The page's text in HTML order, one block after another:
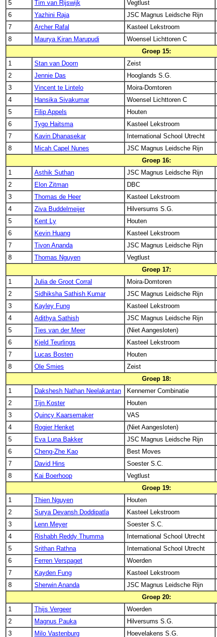
5 Tim van Rijswijk
Vegtlust
6
Yazhini Raja
JSC Magnus Leidsche Rijn
7
Archer Rafal
Kasteel Lekstroom
8
Maurya Kiran Marupudi
Woensel Lichttoren C
Groep 15:
1
Stan van Doorn
Zeist
2
Jennie Das
Hooglands S.G.
3
Vincent te Lintelo
Moira-Domtoren
4
Hansika Sivakumar
Woensel Lichttoren C
5
Filip Appels
Houten
6
Tygo Haitsma
Kasteel Lekstroom
7
Kavin Dhanasekar
International School Utrecht
8
Micah Capel Nunes
JSC Magnus Leidsche Rijn
Groep 16:
1
Asthik Suthan
JSC Magnus Leidsche Rijn
2
Elon Zitman
DBC
3
Thomas de Heer
Kasteel Lekstroom
4
Ziva Buddelmeijer
Hilversums S.G.
5
Kent Ly
Houten
6
Kevin Huang
Kasteel Lekstroom
7
Tivon Ananda
JSC Magnus Leidsche Rijn
8
Thomas Nguyen
Vegtlust
Groep 17:
1
Julia de Groot Corral
Moira-Domtoren
2
Sidhiksha Sathish Kumar
JSC Magnus Leidsche Rijn
3
Kayley Fung
Kasteel Lekstroom
4
Adithya Sathish
JSC Magnus Leidsche Rijn
5
Ties van der Meer
(Niet Aangesloten)
6
Kjeld Teurlings
Kasteel Lekstroom
7
Lucas Bosten
Houten
8
Ole Smies
Zeist
Groep 18:
1
Dakshesh Nathan Neelakantan
Kennemer Combinatie
2
Tijn Koster
Houten
3
Quincy Kaarsemaker
VAS
4
Rogier Henket
(Niet Aangesloten)
5
Eva Luna Bakker
JSC Magnus Leidsche Rijn
6
Cheng-Zhe Kao
Best Moves
7
David Hins
Soester S.C.
8
Kai Boerhoop
Vegtlust
Groep 19:
1
Thien Nguyen
Houten
2
Surya Devansh Doddipatla
Kasteel Lekstroom
3
Lenn Meyer
Soester S.C.
4
Rishabh Reddy Thumma
International School Utrecht
5
Srithan Rathna
International School Utrecht
6
Ferren Verspaget
Woerden
7
Kayden Fung
Kasteel Lekstroom
8
Sherwin Ananda
JSC Magnus Leidsche Rijn
Groep 20:
1
Thijs Vergeer
Woerden
2
Magnus Pauka
Hilversums S.G.
3
Milo Vastenburg
Hoevelakens S.G.